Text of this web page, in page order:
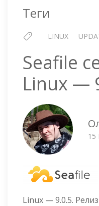
Теги
LINUX
Seafile
Linux —
15
Linux — 9.0.5.